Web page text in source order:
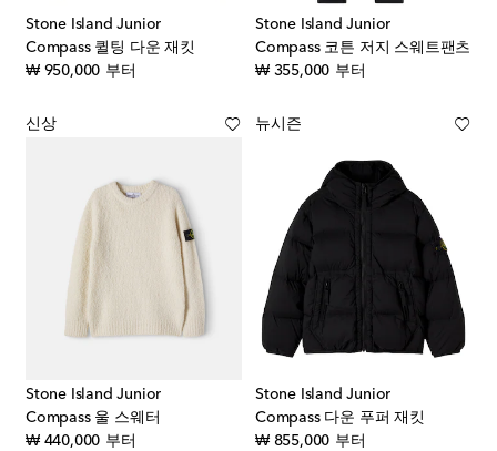
Stone Island Junior
Compass 퀼팅 다운 재킷
부터
₩ 950,000 original price
Stone Island Junior
Compass 코튼 저지 스웨트팬츠
부터
₩ 355,000 original price
신상
Stone Island Junior
Compass 울 스웨터
부터
₩ 440,000
뉴시즌
Stone Island Junior
Compass 다운 푸퍼 재킷
부터
₩ 855,000